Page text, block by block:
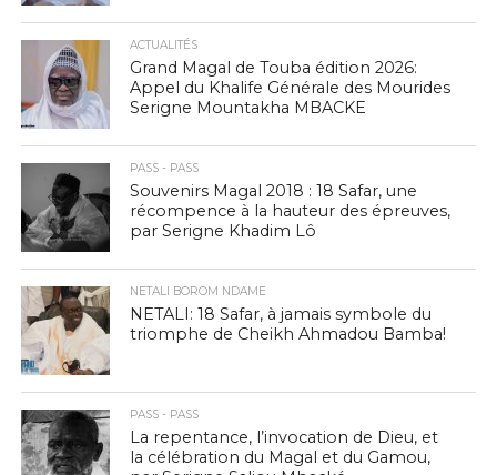
ACTUALITÉS
Grand Magal de Touba édition 2026:
Appel du Khalife Générale des Mourides
Serigne Mountakha MBACKE
PASS - PASS
Souvenirs Magal 2018 : 18 Safar, une
récompence à la hauteur des épreuves,
par Serigne Khadim Lô
NETALI BOROM NDAME
NETALI: 18 Safar, à jamais symbole du
triomphe de Cheikh Ahmadou Bamba!
PASS - PASS
La repentance, l’invocation de Dieu, et
la célébration du Magal et du Gamou,